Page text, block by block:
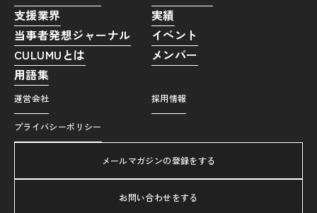
支援業界
実績
当事者発想ジャーナル
イベント
CULUMUとは
メンバー
用語集
運営会社 採用情報
プライバシーポリシー
メールマガジンの登録をする
お問い合わせをする